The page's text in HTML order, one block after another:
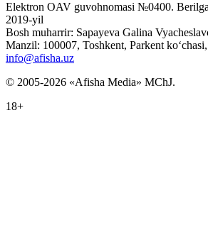
Elektron OAV guvohnomasi №0400.
2019-yil
Bosh muharrir: Sapayeva Galina
Manzil: 100007, Toshkent, Parkent
info@afisha.uz
© 2005-2026 «Afisha Media» MChJ.
18+